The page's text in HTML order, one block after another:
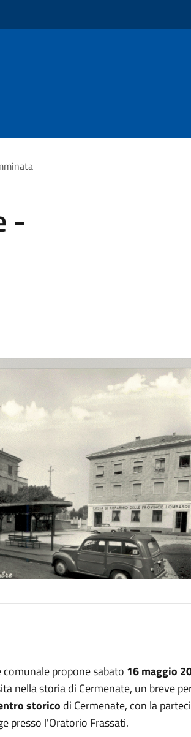
-
propone sabato 16 maggio
nella storia di Cermenate, un breve
storico di Cermenate, con la
presso l'Oratorio Frassati.